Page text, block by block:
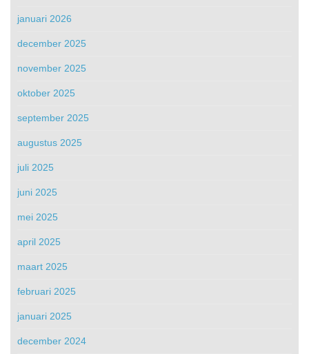
januari 2026
december 2025
november 2025
oktober 2025
september 2025
augustus 2025
juli 2025
juni 2025
mei 2025
april 2025
maart 2025
februari 2025
januari 2025
december 2024